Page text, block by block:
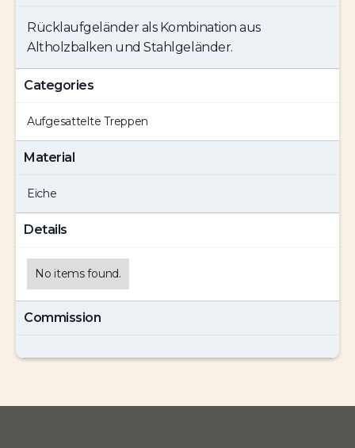
Rücklaufgeländer als Kombination aus
Altholzbalken und Stahlgeländer.
Categories
Aufgesattelte Treppen
Material
Eiche
Details
No items found.
Commission